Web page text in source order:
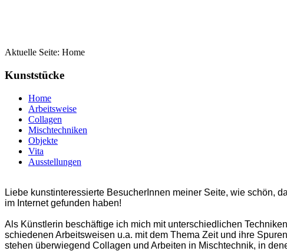
Aktuelle Seite: Home
Kunststücke
Home
Arbeitsweise
Collagen
Mischtechniken
Objekte
Vita
Ausstellungen
Liebe kunstinteressierte BesucherInnen meiner Seite, wie schön,
im Internet gefunden haben!
Als Künstlerin beschäftige ich mich mit unterschiedlichen
schiedenen Arbeitsweisen u.a. mit dem Thema Zeit und ihre
stehen überwiegend Collagen und Arbeiten in Mischtechnik, in